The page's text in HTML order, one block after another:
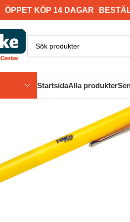
ÖPPET KÖP 14 DAGAR
StartsidaAlla produkter